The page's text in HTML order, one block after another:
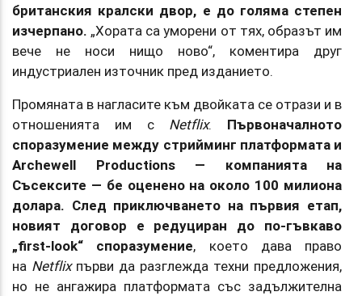
британския кралски двор, е до голяма степен
изчерпано. „Хората са уморени от тях, образът им
вече не носи нищо ново“, коментира друг
индустриален източник пред изданието.
Промяната в нагласите към двойката се отрази и в
отношенията им с Netflix. Първоначалното
споразумение между стрийминг платформата и
Archewell Productions — компанията на
Съсексите — бе оценено на около 100 милиона
долара. След приключването на първия етап,
новият договор е редуциран до по-гъвкаво
„first-look“ споразумение, което дава право
на Netflixпърви да разглежда техни предложения,
но не ангажира платформата със задължителна